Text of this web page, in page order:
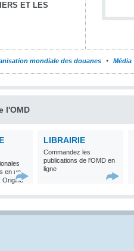
ET LES
mondiale des douanes Média
l'OMD
en un
Origine
LIBRAIRIE
Commandez les
publications de l'OMD en
ligne